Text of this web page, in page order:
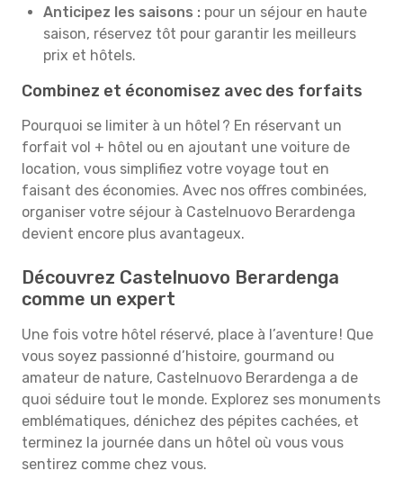
Anticipez les saisons : pour un séjour en haute
saison, réservez tôt pour garantir les meilleurs
prix et hôtels.
Combinez et économisez avec des forfaits
Pourquoi se limiter à un hôtel ? En réservant un
forfait vol + hôtel ou en ajoutant une voiture de
location, vous simplifiez votre voyage tout en
faisant des économies. Avec nos offres combinées,
organiser votre séjour à Castelnuovo Berardenga
devient encore plus avantageux.
Découvrez Castelnuovo Berardenga
comme un expert
Une fois votre hôtel réservé, place à l’aventure ! Que
vous soyez passionné d’histoire, gourmand ou
amateur de nature, Castelnuovo Berardenga a de
quoi séduire tout le monde. Explorez ses monuments
emblématiques, dénichez des pépites cachées, et
terminez la journée dans un hôtel où vous vous
sentirez comme chez vous.